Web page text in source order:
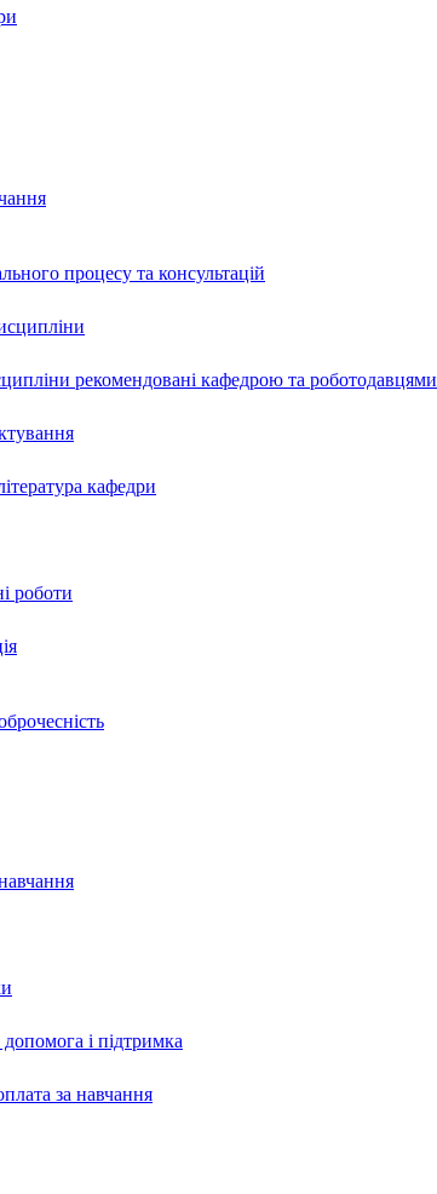
процесу та консультацій
рекомендовані кафедрою та роботодавцями
кафедри
роботи
і підтримка
за навчання